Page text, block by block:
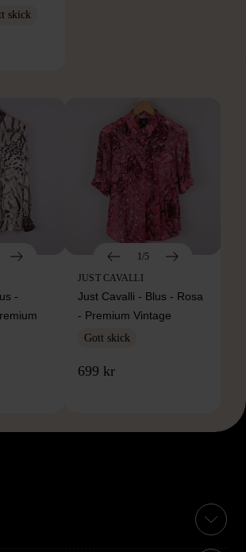
skick
VARUMÄRKE
-
1/5
JUST CAVALLI
Just Cavalli - Blus - Rosa
- Premium Vintage
Gott skick
699 kr